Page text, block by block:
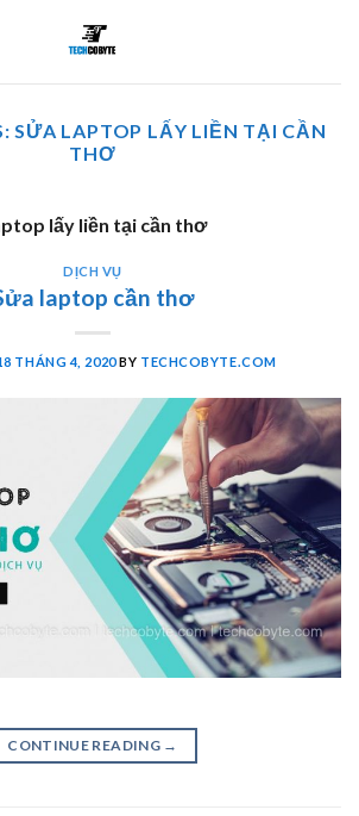
SỬA LAPTOP LẤY LIỀN TẠI CẦN
THƠ
lấy liền tại cần thơ
DỊCH VỤ
laptop cần thơ
THÁNG 4, 2020BY TECHCOBYTE.COM
CONTINUE READING →